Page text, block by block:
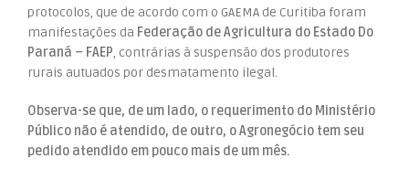
protocolos, que de acordo com o GAEMA de Curitiba foram
manifestações da Federação de Agricultura do Estado Do
Paraná – FAEP, contrárias à suspensão dos produtores
rurais autuados por desmatamento ilegal.
Observa-se que, de um lado, o requerimento do Ministério
Público não é atendido, de outro, o Agronegócio tem seu
pedido atendido em pouco mais de um mês.